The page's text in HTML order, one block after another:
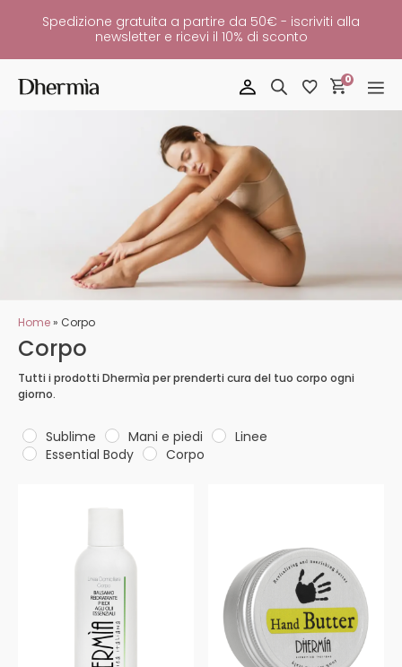
Spedizione gratuita a partire da 50€ - iscriviti alla
newsletter e ricevi il 10% di sconto
0
Home» Corpo
Corpo
Tutti i prodotti Dhermìa per prenderti cura del tuo corpo ogni
giorno.
Sublime Mani e piedi
Linee
Essential Body
Corpo